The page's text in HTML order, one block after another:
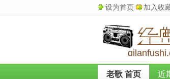
设为首页 加入收
老歌 首页 近